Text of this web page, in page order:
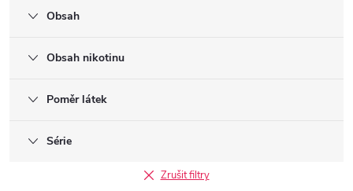
Obsah
Obsah nikotinu
Poměr látek
Série
Zrušit filtry